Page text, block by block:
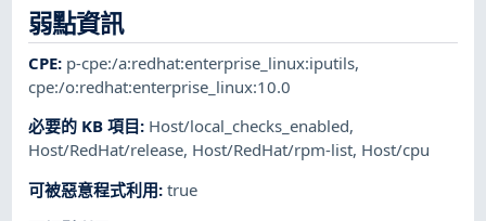
弱點資訊
CPE: p-cpe:/a:redhat:enterprise_linux:iputils,
cpe:/o:redhat:enterprise_linux:10.0
必要的 KB 項目: Host/local_checks_enabled,
Host/RedHat/release, Host/RedHat/rpm-list, Host/cpu
可被惡意程式利用:true